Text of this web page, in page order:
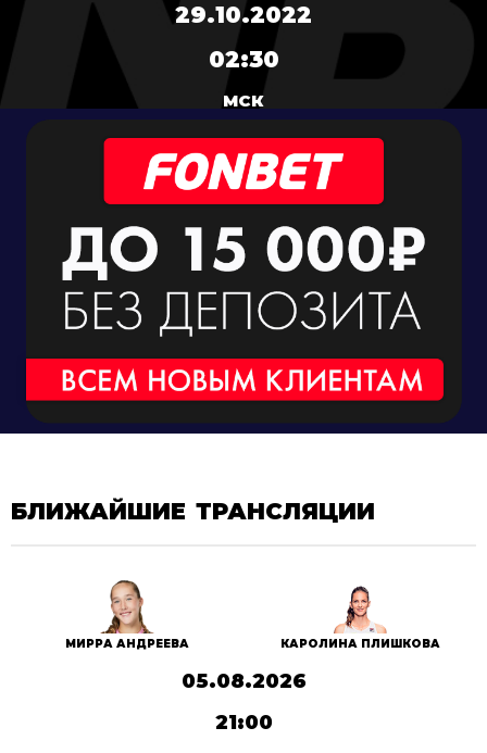
29.10.2022
02:30
МСК
БЛИЖАЙШИЕ ТРАНСЛЯЦИИ
МИРРА АНДРЕЕВА КАРОЛИНА ПЛИШКОВА
05.08.2026
21:00